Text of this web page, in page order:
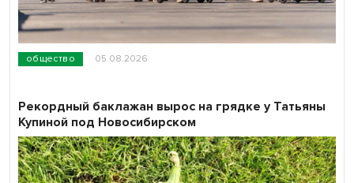
общество 05.08.2026
Рекордный баклажан вырос на грядке у Татьяны
Купиной под Новосибирском